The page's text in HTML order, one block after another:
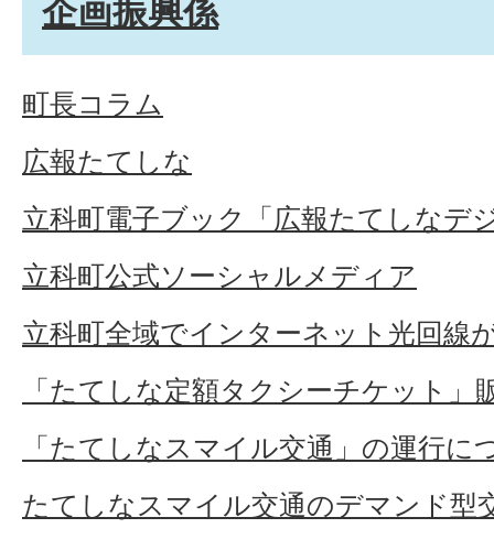
企画振興係
町長コラム
広報たてしな
立科町電子ブック「広報たてしなデ
立科町公式ソーシャルメディア
立科町全域でインターネット光回線
「たてしな定額タクシーチケット」
「たてしなスマイル交通」の運行に
たてしなスマイル交通のデマンド型